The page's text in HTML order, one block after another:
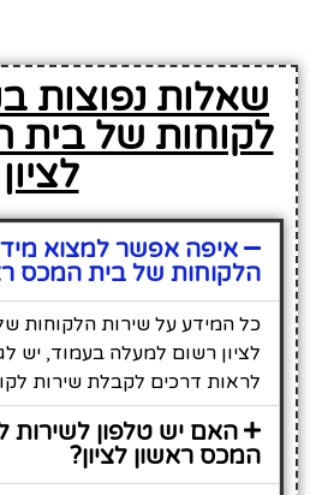
שאלות נפוצות
לקוחות של בית
לציון
איפה אפשר למצוא
הלקוחות של בית המכס
כל המידע על שירות הלקוחות
לציון רשום למעלה בעמוד, יש
לראות דרכים לקבלת שירות
האם יש טלפון לשירות
המכס ראשון לציון?